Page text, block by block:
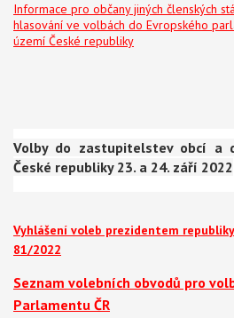
Informace pro občany jiných členských
hlasování ve volbách do Evropského
území České republiky
Volby do zastupitelstev obcí a
České republiky 23. a 24. září 2022
Vyhlášení voleb prezidentem
81/2022
Seznam volebních obvodů pro
Parlamentu ČR